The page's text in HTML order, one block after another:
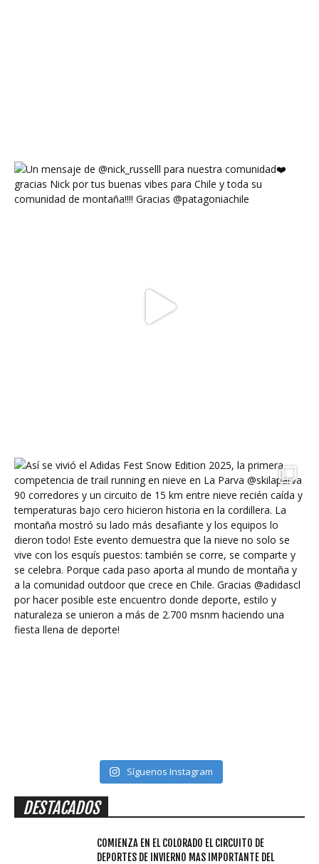
Síguenos Instagram
DESTACADOS
COMIENZA EN EL COLORADO EL CIRCUITO DE
DEPORTES DE INVIERNO MAS IMPORTANTE DEL